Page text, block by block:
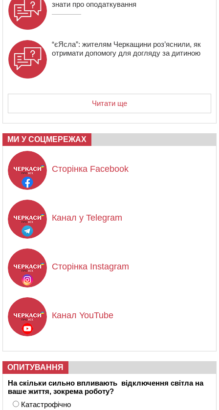
знати про оподаткування
“єЯсла”: жителям Черкащини роз’яснили, як
отримати допомогу для догляду за дитиною
Читати ще
МИ У СОЦМЕРЕЖАХ
Сторінка Facebook
Канал у Telegram
Сторінка Instagram
Канал YouTube
ОПИТУВАННЯ
На скільки сильно впливають відключення світла на
ваше життя, зокрема роботу?
Катастрофічно